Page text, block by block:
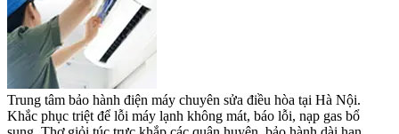
Trung tâm bảo hành điện máy chuyên sửa điều hòa tại Hà Nội.
Khắc phục triệt để lỗi máy lạnh không mát, báo lỗi, nạp gas bổ